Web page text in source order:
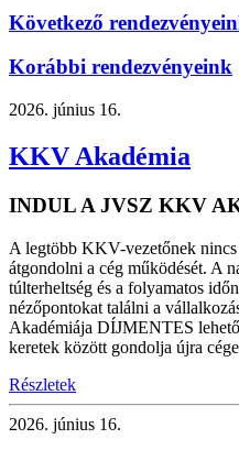
Következő
Korábbi rendezvényeink
2026. június 16.
KKV Akadémia
INDUL A JVSZ KKV
A legtöbb KKV-vezetőnek
átgondolni a cég működését. A
túlterheltség és a folyamatos
nézőpontokat találni a
Akadémiája DÍJMENTES
keretek között gondolja újra
Részletek
2026. június 16.